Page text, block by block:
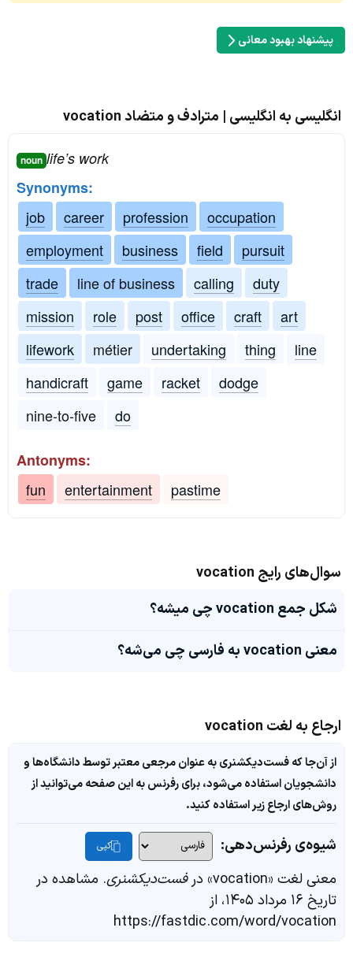
پیشنهاد بهبود معانی
انگلیسی به انگلیسی | مترادف و متضاد vocation
noun life’s work
Synonyms:
job
career profession
occupation
employment
business field
pursuit
trade
line of business calling
duty
mission
role post office craft
art
lifework
métier undertaking thing
line
handicraft
game racket
dodge
nine-to-five
do
Antonyms:
fun
entertainment pastime
سوال‌های رایج vocation
شکل جمع vocation چی میشه؟
معنی vocation به فارسی چی می‌شه؟
ارجاع به لغت vocation
از آن‌جا که فست‌دیکشنری به عنوان مرجعی معتبر توسط دانشگاه‌ها و
دانشجویان استفاده می‌شود، برای رفرنس به این صفحه می‌توانید از
روش‌های ارجاع زیر استفاده کنید.
شیوه‌ی رفرنس‌دهی: کپی
معنی لغت «vocation» در فست‌دیکشنری. مشاهده در
تاریخ ۱۶ مرداد ۱۴۰۵، از
https://fastdic.com/word/vocation